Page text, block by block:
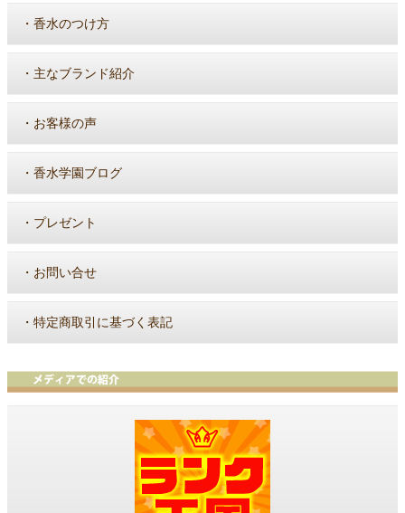
・ 香水のつけ方
・ 主なブランド紹介
・ お客様の声
・ 香水学園ブログ
・ プレゼント
・ お問い合せ
・ 特定商取引に基づく表記